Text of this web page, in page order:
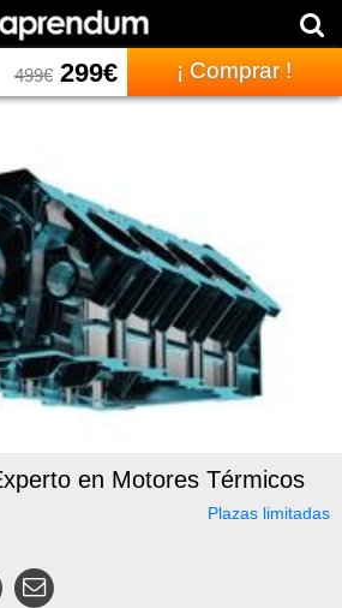
499€299€ ¡ Comprar !
en Motores Térmicos
Plazas limitadas